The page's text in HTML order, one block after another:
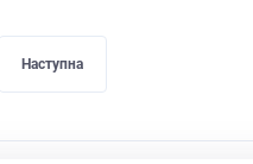
Наступна